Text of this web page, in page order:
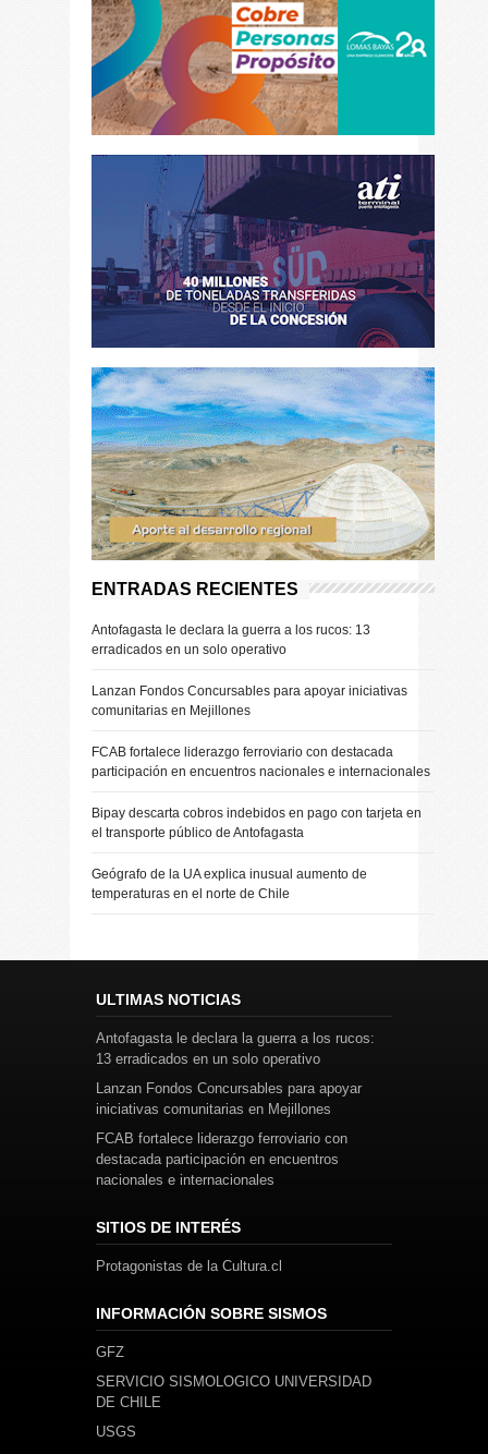
ENTRADAS RECIENTES
Antofagasta le declara la guerra a los rucos: 13
erradicados en un solo operativo
Lanzan Fondos Concursables para apoyar iniciativas
comunitarias en Mejillones
FCAB fortalece liderazgo ferroviario con destacada
participación en encuentros nacionales e internacionales
Bipay descarta cobros indebidos en pago con tarjeta en
el transporte público de Antofagasta
Geógrafo de la UA explica inusual aumento de
temperaturas en el norte de Chile
ULTIMAS NOTICIAS
Antofagasta le declara la guerra a los rucos:
13 erradicados en un solo operativo
Lanzan Fondos Concursables para apoyar
iniciativas comunitarias en Mejillones
FCAB fortalece liderazgo ferroviario con
destacada participación en encuentros
nacionales e internacionales
SITIOS DE INTERÉS
Protagonistas de la Cultura.cl
INFORMACIÓN SOBRE SISMOS
GFZ
SERVICIO SISMOLOGICO UNIVERSIDAD
DE CHILE
USGS